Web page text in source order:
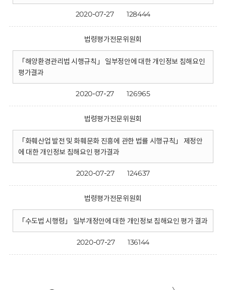
2020-07-27 128444
법령평가전문위원회
「해양환경관리법 시행규칙」 일부정안에 대한 개인정보 침해요인
평가결과
2020-07-27 126965
법령평가전문위원회
「화훼산업 발전 및 화훼문화 진흥에 관한 법률 시행규칙」 제정안
에 대한 개인정보 침해요인 평가결과
2020-07-27 124637
법령평가전문위원회
「수도법 시행령」 일부개정안에 대한 개인정보 침해요인 평가 결과
2020-07-27 136144